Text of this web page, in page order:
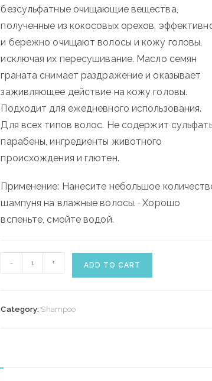
безсульфатные очищающие вещества,
полученные из кокосовых орехов,
и бережно очищают волосы и кожу головы,
исключая их пересушивание. Масло семян
граната снимает раздражение и оказывает
заживляющее действие на кожу головы.
Подходит для ежедневного использования.
Для всех типов волос. Не содержит
парабены, ингредиенты животного
происхождения и глютен.
Применение: Нанесите небольшое
шампуня на влажные волосы. · Хорошо
вспеньте, смойте водой.
NO.4
- + ADD TO CART
Category: Shampoo